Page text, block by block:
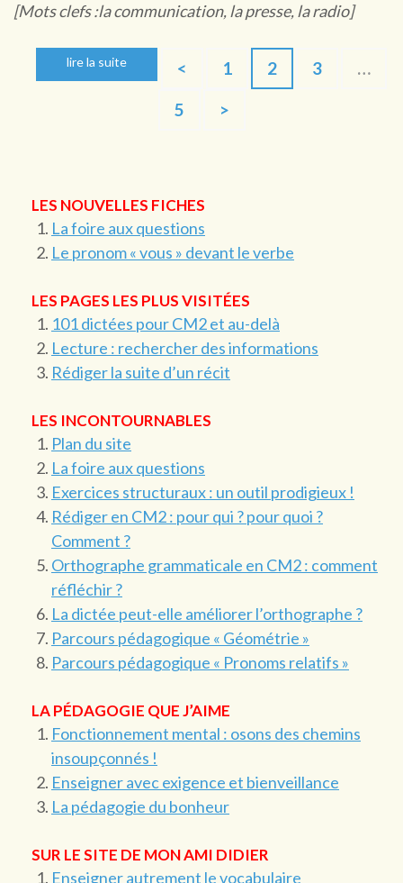
[Mots clefs :la communication, la presse, la radio]
lire la suite
Pagination
des
< Page
1 Page
2 Page
3
…
Page
5 >
LES NOUVELLES FICHES
La foire aux questions
Le pronom « vous » devant le verbe
LES PAGES LES PLUS VISITÉES
101 dictées pour CM2 et au-delà
Lecture : rechercher des informations
Rédiger la suite d’un récit
LES INCONTOURNABLES
Plan du site
La foire aux questions
Exercices structuraux : un outil prodigieux !
Rédiger en CM2 : pour qui ? pour quoi ?
Comment ?
Orthographe grammaticale en CM2 : comment
réfléchir ?
La dictée peut-elle améliorer l’orthographe ?
Parcours pédagogique « Géométrie »
Parcours pédagogique « Pronoms relatifs »
LA PÉDAGOGIE QUE J’AIME
Fonctionnement mental : osons des chemins
insoupçonnés !
Enseigner avec exigence et bienveillance
La pédagogie du bonheur
SUR LE SITE DE MON AMI DIDIER
Enseigner autrement le vocabulaire